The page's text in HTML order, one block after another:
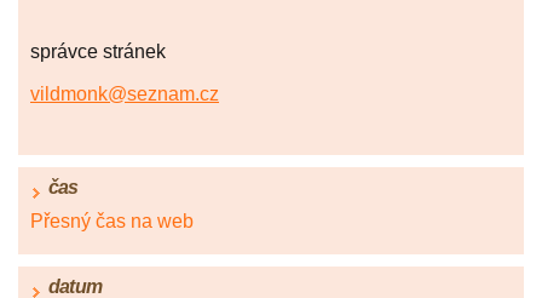
správce stránek
vildmonk@seznam.cz
čas
Přesný čas na web
datum